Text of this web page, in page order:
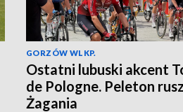
GORZÓW WLKP.
Ostatni lubuski akcent
de Pologne. Peleton
Żagania